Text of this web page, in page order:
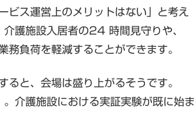
ビス運営上のメリットはない」と考え
介護施設入居者の24 時間見守りや、
負荷を軽減することができます。
と、会場は盛り上がるそうです。
。介護施設における実証実験が既に始ま